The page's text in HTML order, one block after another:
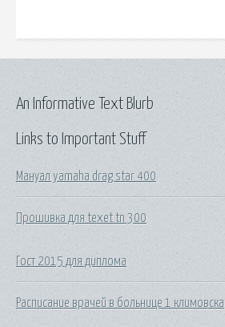
Links to Important Stuff
Мануал yamaha drag star 400
Прошивка для texet tn 300
Гост 2015 для диплома
Расписание врачей в больнице 1 климовска
An Informative Text Blurb